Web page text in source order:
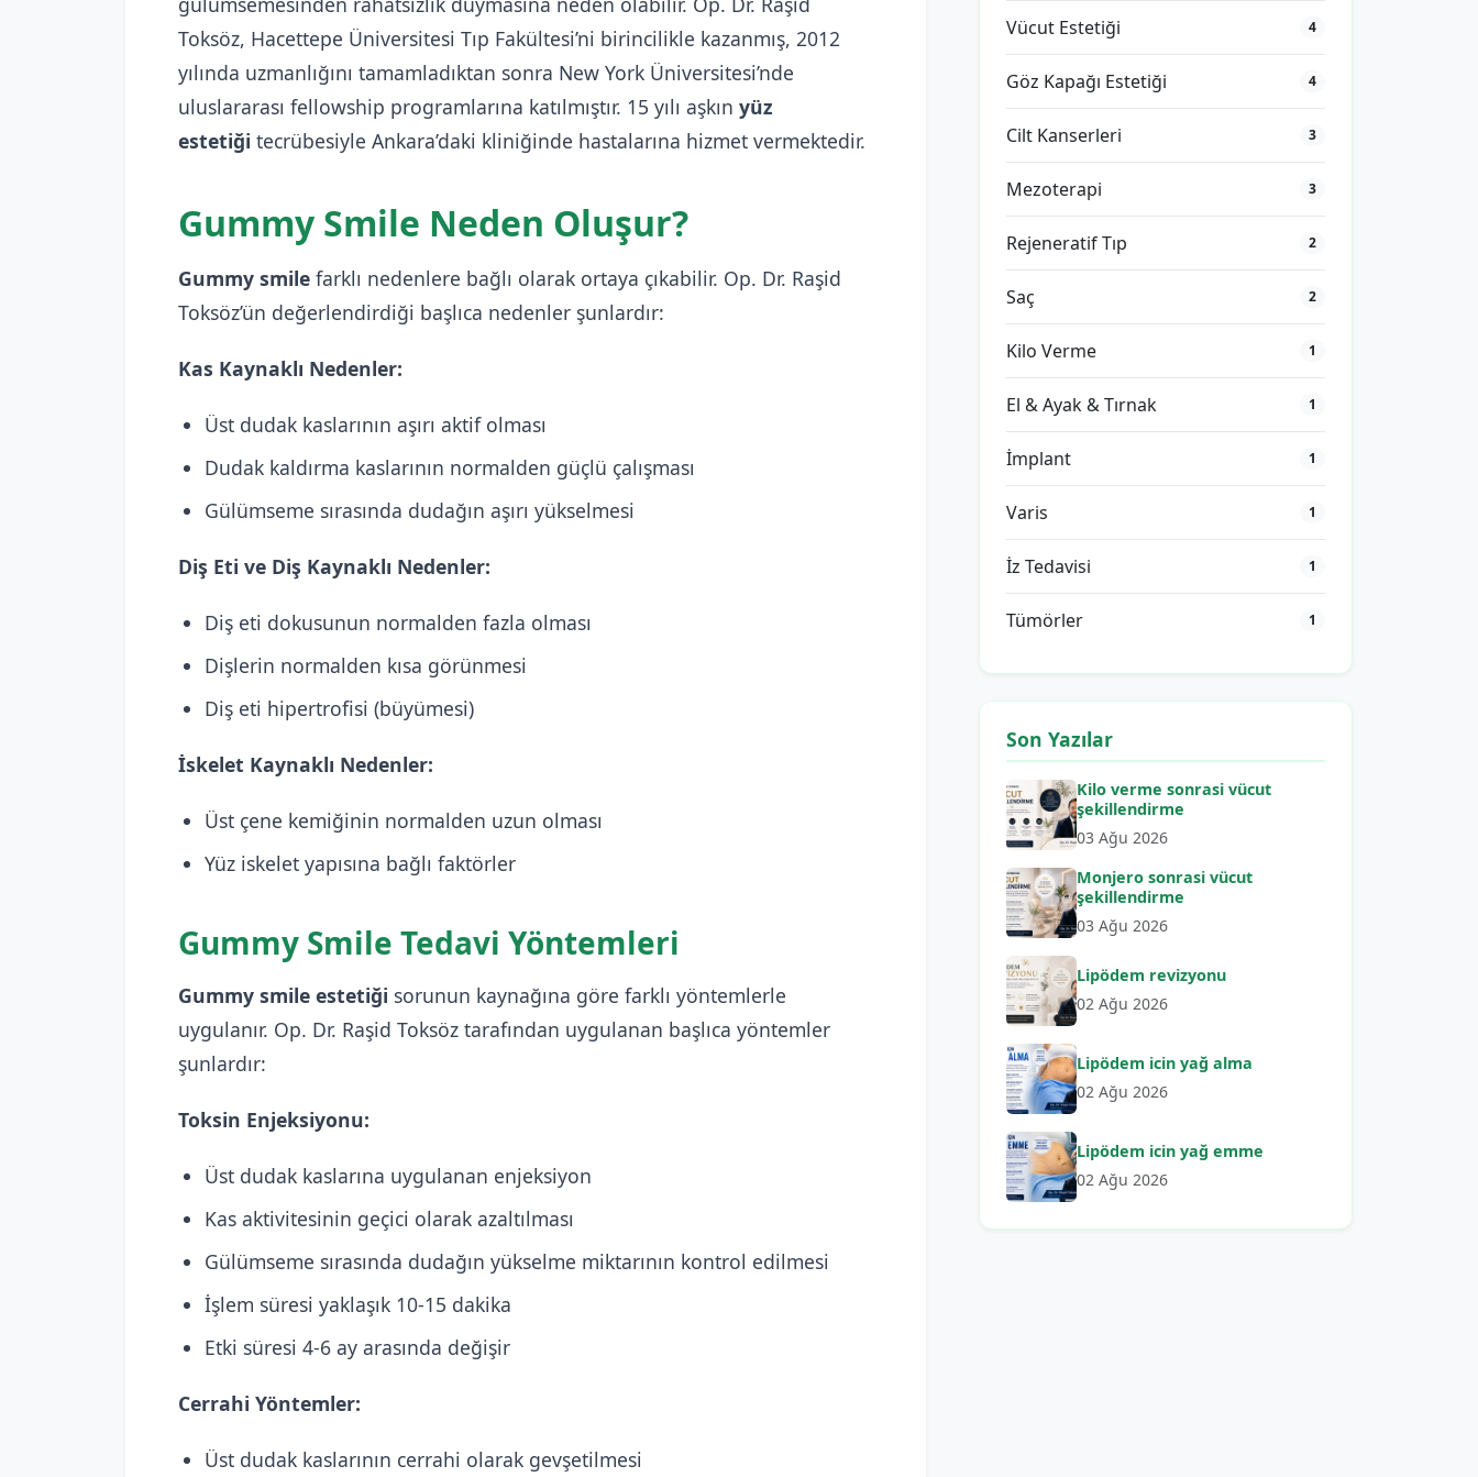
Toksöz, Hacettepe Üniversitesi Tıp Fakültesi’ni birincilikle kazanmış, 2012
yılında uzmanlığını tamamladıktan sonra New York Üniversitesi’nde
uluslararası fellowship programlarına katılmıştır. 15 yılı aşkın yüz
estetiği tecrübesiyle Ankara’daki kliniğinde hastalarına hizmet vermektedir.
Gummy Smile Neden Oluşur?
Gummy smile farklı nedenlere bağlı olarak ortaya çıkabilir. Op. Dr. Raşid
Toksöz’ün değerlendirdiği başlıca nedenler şunlardır:
Kas Kaynaklı Nedenler:
Üst dudak kaslarının aşırı aktif olması
Dudak kaldırma kaslarının normalden güçlü çalışması
Gülümseme sırasında dudağın aşırı yükselmesi
Diş Eti ve Diş Kaynaklı Nedenler:
Diş eti dokusunun normalden fazla olması
Dişlerin normalden kısa görünmesi
Diş eti hipertrofisi (büyümesi)
İskelet Kaynaklı Nedenler:
Üst çene kemiğinin normalden uzun olması
Yüz iskelet yapısına bağlı faktörler
Gummy Smile Tedavi Yöntemleri
Gummy smile estetiği sorunun kaynağına göre farklı yöntemlerle
uygulanır. Op. Dr. Raşid Toksöz tarafından uygulanan başlıca yöntemler
şunlardır:
Toksin Enjeksiyonu:
Üst dudak kaslarına uygulanan enjeksiyon
Kas aktivitesinin geçici olarak azaltılması
Gülümseme sırasında dudağın yükselme miktarının kontrol edilmesi
İşlem süresi yaklaşık 10-15 dakika
Etki süresi 4-6 ay arasında değişir
Cerrahi Yöntemler:
Üst dudak kaslarının cerrahi olarak gevşetilmesi
Vücut Estetiği 4
Göz Kapağı Estetiği 4
Cilt Kanserleri 3
Mezoterapi 3
Rejeneratif Tıp 2
Saç 2
Kilo Verme 1
El & Ayak & Tırnak 1
İmplant 1
Varis 1
İz Tedavisi 1
Tümörler 1
Son Yazılar
Kilo verme sonrasi vücut
şekillendirme
03 Ağu 2026
Monjero sonrasi vücut
şekillendirme
03 Ağu 2026
Lipödem revizyonu
02 Ağu 2026
Lipödem icin yağ alma
02 Ağu 2026
Lipödem icin yağ emme
02 Ağu 2026